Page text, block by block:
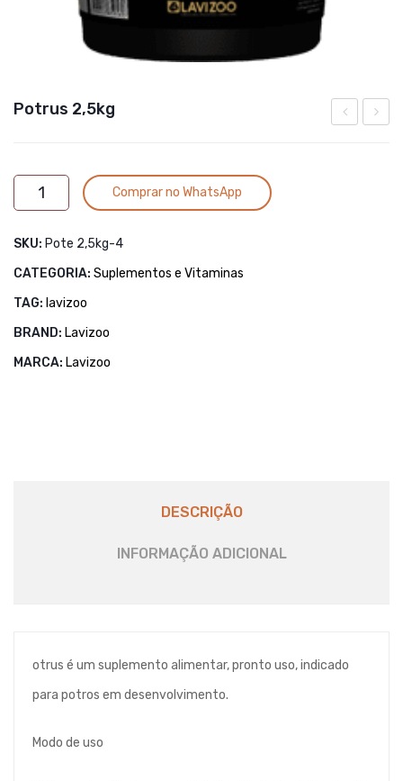
Potrus 2,5kg
Potrus
2,5kg
Comprar no WhatsApp
SKU: Pote 2,5kg-4
CATEGORIA: Suplementos e Vitaminas
TAG: lavizoo
BRAND: Lavizoo
MARCA: Lavizoo
DESCRIÇÃO
INFORMAÇÃO ADICIONAL
otrus é um suplemento alimentar, pronto uso, indicado
para potros em desenvolvimento.
Modo de uso